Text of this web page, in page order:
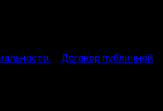
Договор публичной